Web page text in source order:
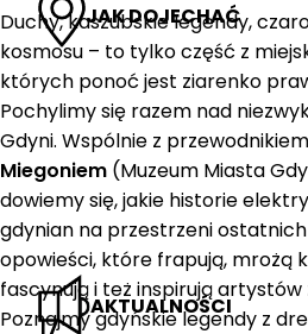
JAK DOJECHAĆ
AKTUALNOŚCI
Duchy, kaszubskie legendy,
kosmosu – to tylko część z
których ponoć jest ziarenko
Pochylimy się razem nad
Gdyni. Wspólnie z
Miegoniem (Muzeum Miasta
dowiemy się, jakie historie
gdynian na przestrzeni
opowieści, które frapują, mrożą
fascynują i też inspirują artystów
Poznajmy gdyńskie legendy z